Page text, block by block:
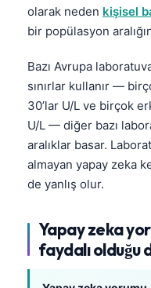
olarak neden kişisel
bir popülasyon
Bazı Avrupa
sınırlar kullanır —
30’lar U/L ve birçok
U/L — diğer bazı
aralıklar basar.
almayan yapay zeka
de yanlış olur.
Yapay zeka
faydalı olduğu